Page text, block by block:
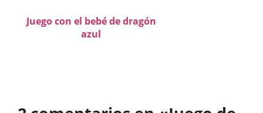
Juego con el bebé de dragón
azul